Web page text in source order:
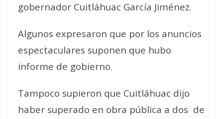
gobernador Cuitláhuac García Jiménez.
Algunos expresaron que por los anuncios
espectaculares suponen que hubo
informe de gobierno.
Tampoco supieron que Cuitláhuac dijo
haber superado en obra pública a dos de